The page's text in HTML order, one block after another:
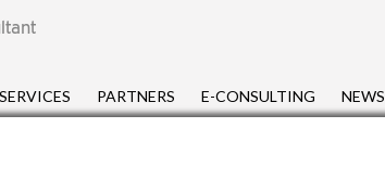
SERVICES PARTNERS E-CONSULTING NEWS